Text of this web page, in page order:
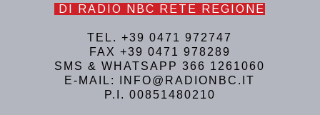
DI RADIO NBC RETE REGIONE
TEL. +39 0471 972747
FAX +39 0471 978289
SMS & WHATSAPP 366 1261060
E-MAIL: INFO@RADIONBC.IT
P.I. 00851480210